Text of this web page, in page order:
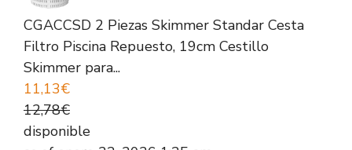
CGACCSD 2 Piezas Skimmer Standar Cesta
Filtro Piscina Repuesto, 19cm Cestillo
Skimmer para...
11,13€
12,78€
disponible